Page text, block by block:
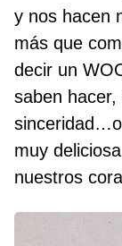
y nos hacen
más que
decir un
saben
muy
nuestros